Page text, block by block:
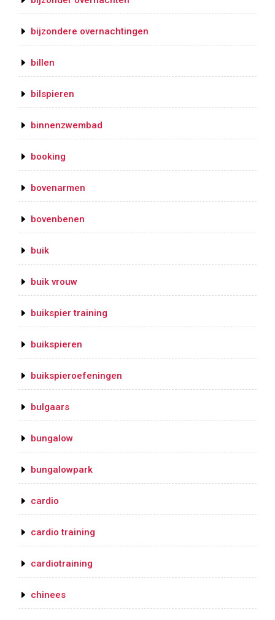
bijzondere overnachtingen
billen
bilspieren
binnenzwembad
booking
bovenarmen
bovenbenen
buik
buik vrouw
buikspier training
buikspieren
buikspieroefeningen
bulgaars
bungalow
bungalowpark
cardio
cardio training
cardiotraining
chinees